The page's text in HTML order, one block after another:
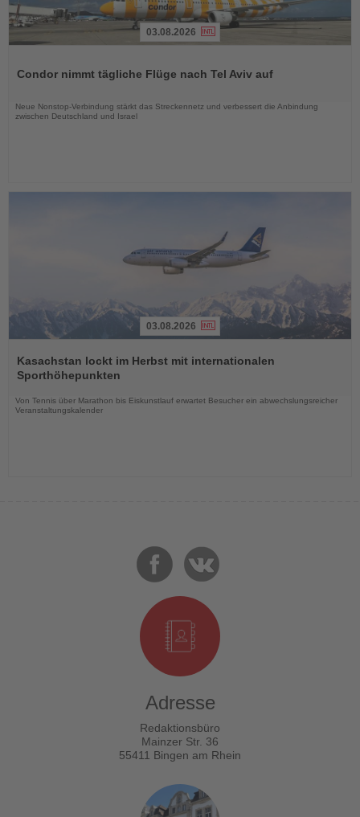
die
03.08.2026
Condor nimmt tägliche Flüge nach Tel Aviv auf
Neue Nonstop-Verbindung stärkt das Streckennetz und verbessert die Anbindung
zwischen Deutschland und Israel
Sie
die
Nachrichten
03.08.2026
Kasachstan lockt im Herbst mit internationalen
Sporthöhepunkten
Von Tennis über Marathon bis Eiskunstlauf erwartet Besucher ein abwechslungsreicher
Veranstaltungskalender
Adresse
Redaktionsbüro
Mainzer Str. 36
55411 Bingen am Rhein